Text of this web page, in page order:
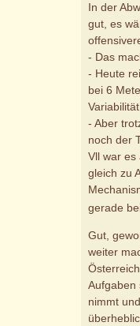
In der
gut, es
- Das
- Heute
bei 6
- Aber
noch der
Vll war es
gleich zu
gerade
Gut,
weiter
Aufgaben
nimmt